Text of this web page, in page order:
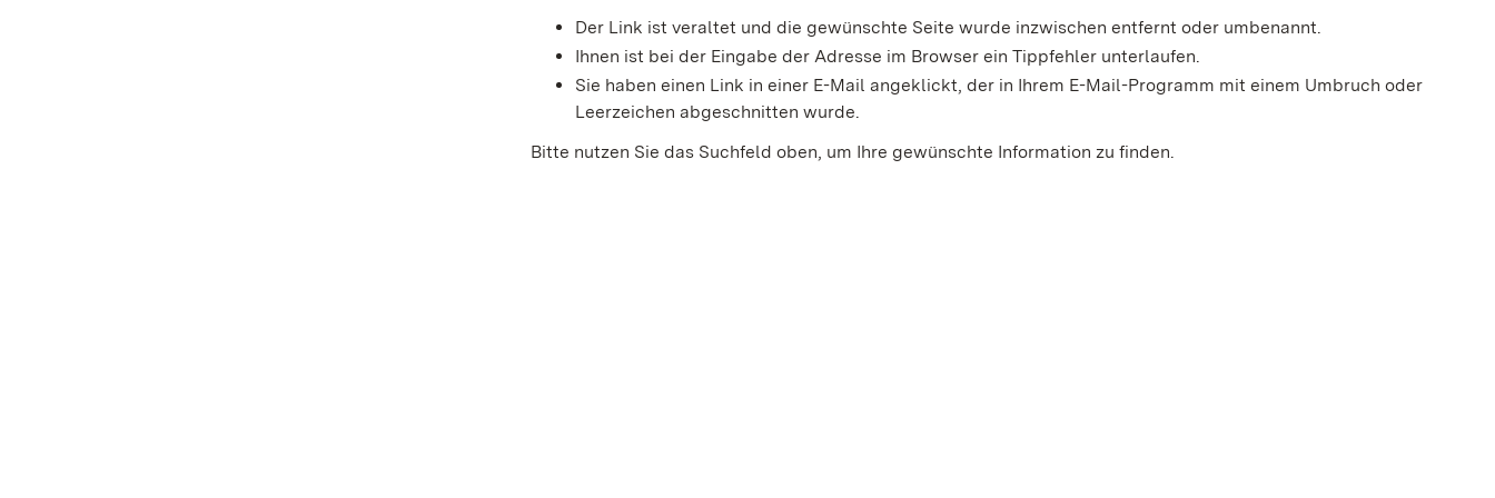
Der Link ist veraltet und die gewünschte Seite wurde inzwischen entfernt oder umbenannt.
Ihnen ist bei der Eingabe der Adresse im Browser ein Tippfehler unterlaufen.
Sie haben einen Link in einer E-Mail angeklickt, der in Ihrem E-Mail-Programm mit einem Umbruch oder
Leerzeichen abgeschnitten wurde.
Bitte nutzen Sie das Suchfeld oben, um Ihre gewünschte Information zu finden.